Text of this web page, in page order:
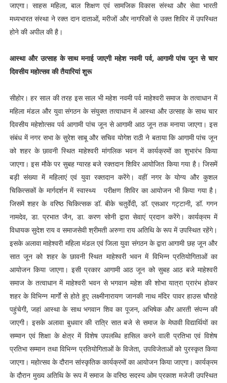
जाएगा। साहस महिला, बाल शिक्षण एवं सामजिक विकास संस्था और सेवा भारती
मध्यभारत संस्था ने रक्त दान दाताओं, मरीजों और नागरिकों से उक्त शिविर में उपस्थित
होने की अपील की है।
आस्था और उत्साह के साथ मनाई जाएगी महेश नवमी पर्व, आगामी पांच जून से चार
दिवसीय महोत्सव की तैयारियां शुरू
सीहोर। हर साल की तरह इस साल भी महेश नवमी पर्व माहेश्वरी समाज के तत्वाधान में
महिला मंडल और युवा संगठन के संयुक्त तत्वाधान में आस्था और उत्साह के साथ चार
दिवसीय महेशोत्सव पर्व आगामी पांच जून से आगामी आठ जून तक मनाया जाएगा। इस
संबंध में नगर सभा के सुरेश साबू और सचिव योगेश राठी ने बताया कि आगामी पांच जून
को शहर के छावनी स्थित माहेश्वरी मांगलिक भवन में कार्यक्रमों का शुभारंभ किया
जाएगा। इस मौके पर सुबह ग्यारह बजे रक्तदान शिविर आयोजित किया गया है। जिसमें
बड़ी संख्या में महिलाएं एवं युवा रक्तदान करेंगे। वहीं नगर के योग्य और कुशल
चिकित्सकों के मार्गदर्शन में स्वास्थ्य परीक्षण शिविर का आयोजन भी किया गया है।
जिसमें शहर के वरिष्ठ चिकित्सक डॉ. बीके चतुर्वेदी, डॉ. एसआर गट्टानी, डॉ. गगन
नामदेव, डा. प्रभात जैन, डा. करण सोनी द्वारा सेवाएं प्रदान करेंगे। कार्यक्रम में
विधायक सुदेश राय व समाजसेवी श्रीमती अरुणा राय अतिथि के रूप में उपस्थित रहेंगे।
इसके अलावा माहेश्वरी महिला मंडल एवं जिला युवा संगठन के द्वारा आगामी छह जून और
सात जून को शहर के छावनी स्थित माहेश्वरी भवन में विभिन्न प्रतियोगिताओं का
आयोजन किया जाएगा। इसी प्रकार आगामी आठ जून को सुबह आठ बजे माहेश्वरी
समाज के तत्वाधान में माहेश्वरी भवन से भगवान महेश की शोभा यात्रा प्रारंभ होकर
शहर के विभिन्न मार्गों से होते हुए लक्ष्मीनारायण जानकी नाथ मंदिर पावर हाउस चौराहे
पहुंचेगी, जहां आस्था के साथ भगवान शिव का पूजन, अभिषेक और आरती संपन्न की
जाएगी। इसके अलावा बुधवार की रात्रि सात बजे से समाज के मेघावी विद्यार्थियों का
सम्मान एवं शिक्षा के क्षेत्र में विशेष उपलब्धि हासिल करने वाली प्रतिभा एवं विशेष
प्रतिभा सम्मान तथा विभिन्न प्रतियोगिताओं के विजेता, उपविजेताओं को पुरस्कृत किया
जाएगा। महोत्सव के दौरान सांस्कृतिक कार्यक्रमों का आयोजन किया जाएगा। कार्यक्रम
के दौरान मुख्य अतिथि के रूप में समाज के वरिष्ठ सदस्य ओम प्रकाश मजेजी उपस्थित